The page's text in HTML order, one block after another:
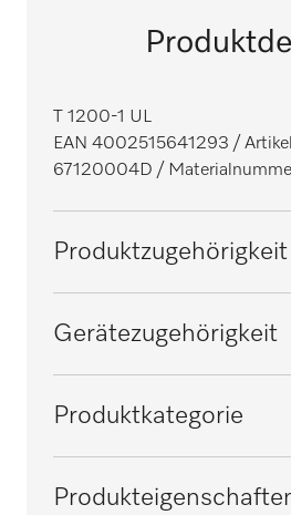
T 1200-1 UL
EAN 4002515641293 /
67120004D /
Produktzugehörigkeit
Spülmaschinen Tank
Gerätezugehörigkeit
PG 8172
Produktkategorie
Tisch/Tischzubehör